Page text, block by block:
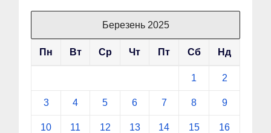
Березень 2025
Пн Вт Ср Чт Пт Сб Нд
1 2
3 4 5 6 7 8 9
10 11 12 13 14 15 16